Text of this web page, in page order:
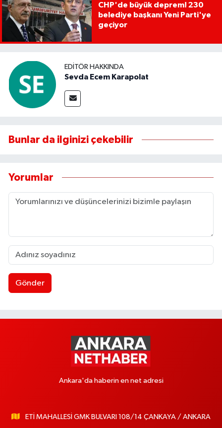
CHP'de büyük deprem! 230
belediye başkanı Yeni Parti'ye
geçiyor
EDITÖR HAKKINDA
Sevda Ecem Karapolat
Bunlar da ilginizi çekebilir
Yorumlar
Gönder
Ankara'da haberin en net adresi
ETİ MAHALLESİ GMK BULVARI 108/14 ÇANKAYA / ANKARA